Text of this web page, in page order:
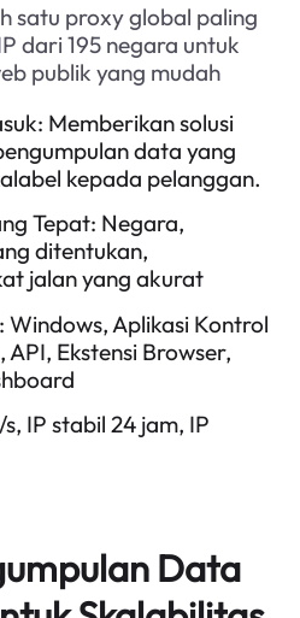
satu proxy global paling
dari 195 negara untuk
publik yang mudah
Memberikan solusi
data yang
kepada pelanggan.
Tepat: Negara,
ditentukan,
jalan yang akurat
Windows, Aplikasi Kontrol
Ekstensi Browser,
IP stabil 24 jam, IP
Data